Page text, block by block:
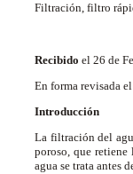
Filtración, filtro
Recibido el 26 de
En forma revisada
Introducción
La filtración del
poroso, que
agua se trata antes